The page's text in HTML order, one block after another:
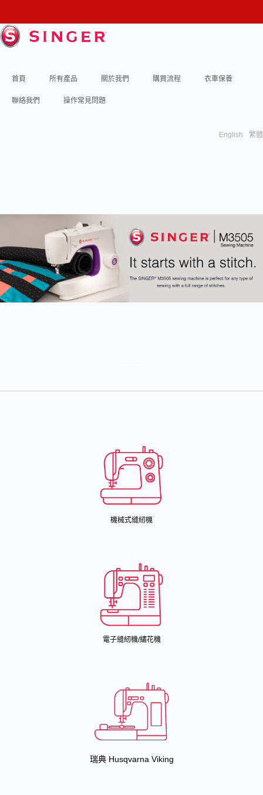
首頁 所有產品 關於我們 購買流程 衣車保養
聯絡我們 操作常見問題
English 繁體
機械式縫紉機
電子縫紉機/繡花機
瑞典 Husqvarna Viking